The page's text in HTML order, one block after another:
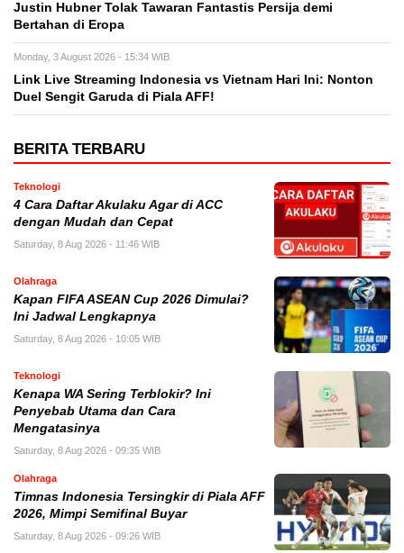
Justin Hubner Tolak Tawaran Fantastis Persija demi
Bertahan di Eropa
Monday, 3 August 2026 - 15:34 WIB
Link Live Streaming Indonesia vs Vietnam Hari Ini: Nonton
Duel Sengit Garuda di Piala AFF!
BERITA TERBARU
Teknologi
4 Cara Daftar Akulaku Agar di ACC
dengan Mudah dan Cepat
Saturday, 8 Aug 2026 - 11:46 WIB
Olahraga
Kapan FIFA ASEAN Cup 2026 Dimulai?
Ini Jadwal Lengkapnya
Saturday, 8 Aug 2026 - 10:05 WIB
Teknologi
Kenapa WA Sering Terblokir? Ini
Penyebab Utama dan Cara
Mengatasinya
Saturday, 8 Aug 2026 - 09:35 WIB
Olahraga
Timnas Indonesia Tersingkir di Piala AFF
2026, Mimpi Semifinal Buyar
Saturday, 8 Aug 2026 - 09:26 WIB